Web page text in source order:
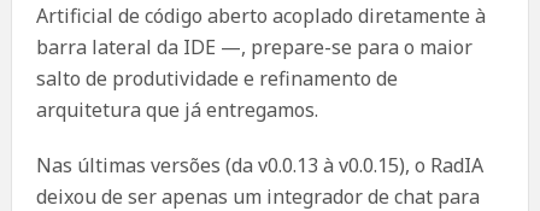
Artificial de código aberto acoplado diretamente à
barra lateral da IDE —, prepare-se para o maior
salto de produtividade e refinamento de
arquitetura que já entregamos.
Nas últimas versões (da v0.0.13 à v0.0.15), o RadIA
deixou de ser apenas um integrador de chat para